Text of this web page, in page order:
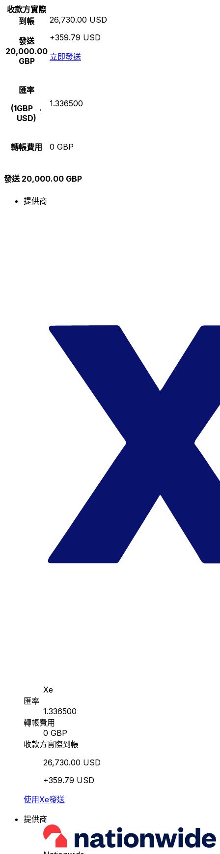
收款方實際
到帳
發送
20,000.00
GBP
26,730.00 USD
+359.79 USD
立即發送
匯率
(1GBP →
USD)
1.336500
轉帳費用 0 GBP
發送 20,000.00 GBP
提供商
Xe
匯率
1.336500
轉帳費用
0 GBP
收款方實際到帳
26,730.00 USD
+359.79 USD
使用Xe發送
提供商